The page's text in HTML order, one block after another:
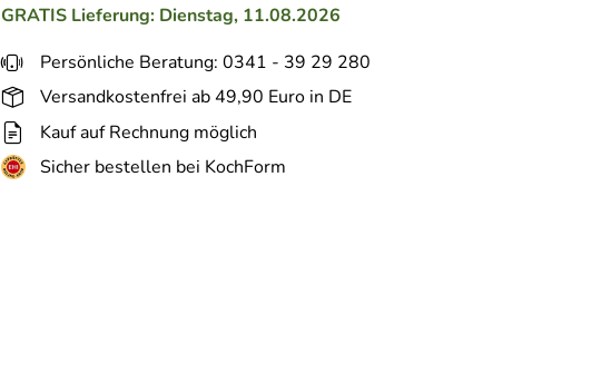
GRATIS Lieferung: Dienstag, 11.08.2026
Persönliche Beratung: 0341 - 39 29 280
Versandkostenfrei ab 49,90 Euro in DE
Kauf auf Rechnung möglich
Sicher bestellen bei KochForm